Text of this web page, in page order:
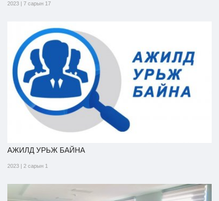
2023 | 7 сарын 17
АЖИЛД УРЬЖ БАЙНА
2023 | 2 сарын 1